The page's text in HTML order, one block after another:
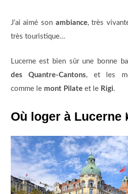
J’ai aimé son ambiance, très
très touristique…
Lucerne est bien sûr une bonne
des Quantre-Cantons, et les
comme le mont Pilateet le Rigi.
Où loger à Lucerne